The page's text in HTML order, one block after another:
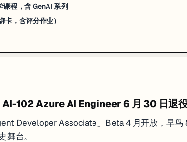
名进入 Udacity Nanodegree 项目，市场价约 USD 399/
请页：
配置进考纲
新增 Azure Arc 混合云场景和 Azure AI 服务网络权限配
化调整考点权重：
略
置
程，含 GenAI 系列
，含评分作业）
102 Azure AI Engineer 6 月 30 日退
Developer Associate」Beta 4 月开放，早鸟
舞台。